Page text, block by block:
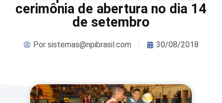
cerimônia de abertura no dia 14
de setembro
Porsistemas@npibrasil.com 30/08/2018